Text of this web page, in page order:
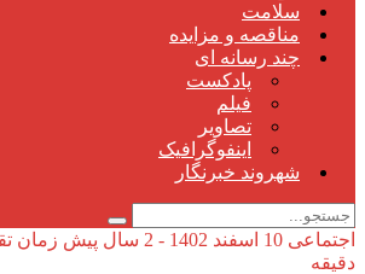
سلامت
مناقصه و مزایده
چند رسانه ای
پادکست
فیلم
تصاویر
اینفوگرافیک
شهروند خبرنگار
اجتماعی 10 اسفند 1402 - 2 سال پیش
دقیقه